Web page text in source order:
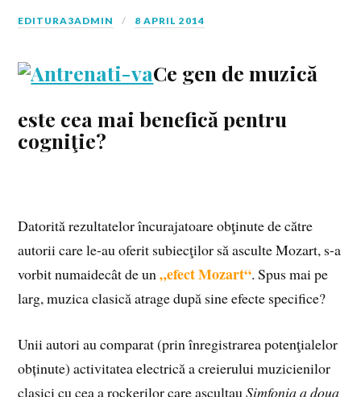
EDITURA3ADMIN 8 APRIL 2014
Ce gen de muzică
este cea mai benefică pentru
cogniţie?
Datorită rezultatelor încurajatoare obţinute de către
autorii care le-au oferit subiecţilor să asculte Mozart, s-a
vorbit numaidecât de un„efect Mozart“. Spus mai pe
larg, muzica clasică atrage după sine efecte specifice?
Unii autori au comparat (prin înre­gistrarea potenţialelor
obținute) activitatea electrică a creierului muzicienilor
clasici cu cea a rockerilor care ascultauSimfonia a doua